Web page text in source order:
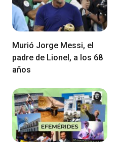
Murió Jorge Messi, el
padre de Lionel, a los 68
años